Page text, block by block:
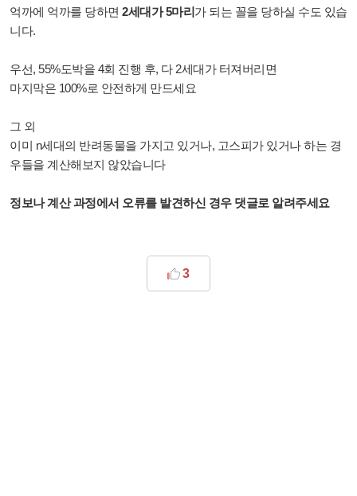
억까에 억까를 당하면 2세대가 5마리가 되는 꼴을 당하실 수도 있습
니다.
우선, 55%도박을 4회 진행 후, 다 2세대가 터져버리면
마지막은 100%로 안전하게 만드세요
그 외
이미 n세대의 반려동물을 가지고 있거나, 고스피가 있거나 하는 경
우들을 계산해보지 않았습니다
정보나 계산 과정에서 오류를 발견하신 경우 댓글로 알려주세요
3